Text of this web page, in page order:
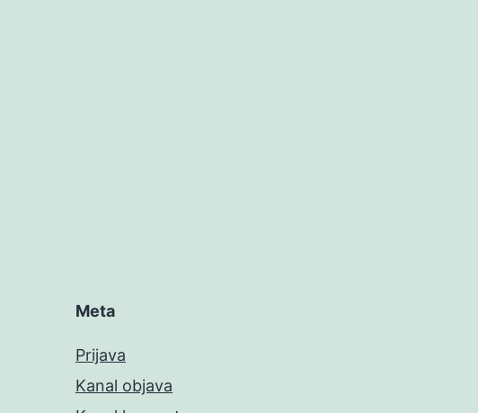
Meta
Prijava
Kanal objava